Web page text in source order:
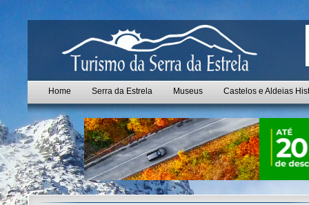
Home Serra da Estrela Museus Castelos e Aldeias